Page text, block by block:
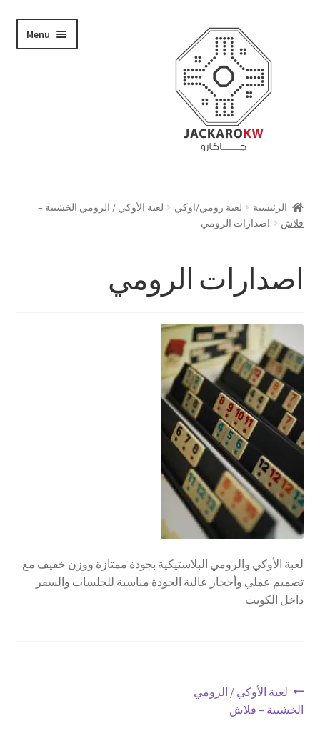
navigation
content
Menu
من نحن
تواصل معنا
العربية
الرئيسية لعبة رومي/اوكي
لعبة الأوكي / الرومي الخشبية –
فلاش
اصدارات الرومي
اصدارات الرومي
لعبة الأوكي والرومي البلاستيكية بجودة ممتازة ووزن خفيف مع
تصميم عملي وأحجار عالية الجودة مناسبة للجلسات والسفر
داخل الكويت.
تصفّح
المقالات
Previous
post:
لعبة الأوكي / الرومي
الخشبية – فلاش